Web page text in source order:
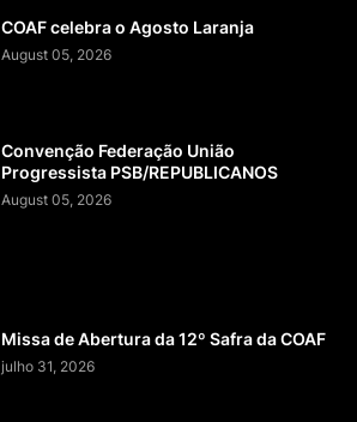
COAF celebra o Agosto Laranja
August 05, 2026
Convenção Federação União
Progressista PSB/REPUBLICANOS
August 05, 2026
Missa de Abertura da 12º Safra da COAF
julho 31, 2026